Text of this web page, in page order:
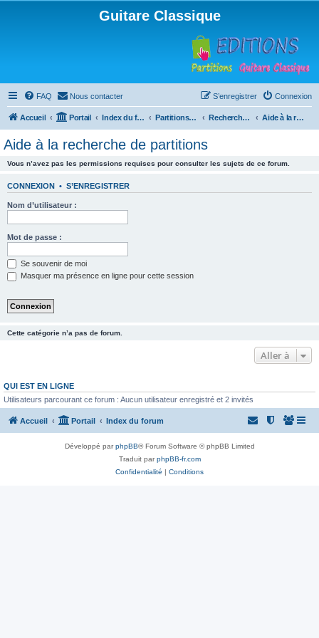
Guitare Classique
FAQ Nous contacter Connexion
S’enregistrer
Accueil Portail Index du forum Partitions pour guitare en libre téléchargement Recherche de ressources musicales Aide à la recherche de partitions
Aide à la recherche de partitions
Vous n’avez pas les permissions requises pour consulter les sujets de ce forum.
CONNEXION • S’ENREGISTRER
Nom d’utilisateur :
Mot de passe :
Se souvenir de moi
Masquer ma présence en ligne pour cette session
Cette catégorie n’a pas de forum.
Aller à
QUI EST EN LIGNE
Utilisateurs parcourant ce forum : Aucun utilisateur enregistré et 2 invités
Accueil Portail Index du forum
Développé parphpBB® Forum Software © phpBB Limited
Traduit parphpBB-fr.com
Confidentialité | Conditions